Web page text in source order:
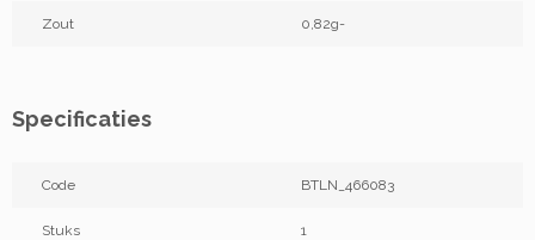
Zout 0,82g-
Specificaties
Code BTLN_466083
Stuks 1